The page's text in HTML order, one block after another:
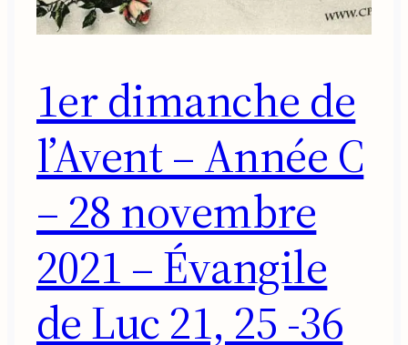
1er dimanche de
l’Avent – Année C
– 28 novembre
2021 – Évangile
de Luc 21, 25 -36